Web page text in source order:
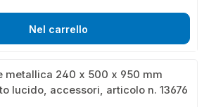
Nel carrello